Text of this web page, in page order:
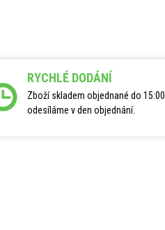
RYCHLÉ DODÁNÍ
Zboží skladem objednané do 15:00
odesíláme v den objednání.